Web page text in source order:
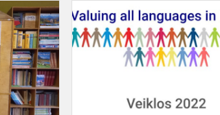
Ö
kaip
vökiškai?